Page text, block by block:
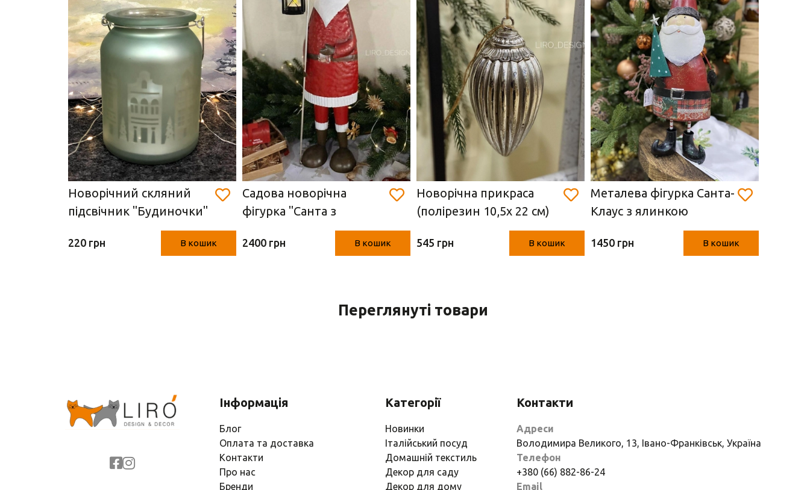
Новорічний скляний
підсвічник "Будиночки"
(Німеччина,14.5 см)
220 грн В кошик
Садова новорічна
фігурка "Санта з
ліхтарем" (Німеччина,
метал, 22 х 16,5 х 58,5 см)
2400 грн В кошик
Новорічна прикраса
(полірезин 10,5х 22 см)
545 грн В кошик
Металева фігурка Санта-
Клаус з ялинкою
(Німеччина, 18х 14 х
54см)
1450 грн В кошик
Переглянуті товари
Інформація
Блог
Оплата та доставка
Контакти
Про нас
Бренди
Категорії
Новинки
Італійський посуд
Домашній текстиль
Декор для саду
Декор для дому
Контакти
Адреси
Володимира Великого, 13, Івано-Франківськ, Україна
Телефон
+380 (66) 882-86-24
Email